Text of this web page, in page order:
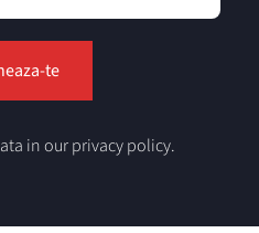
in our privacy policy.